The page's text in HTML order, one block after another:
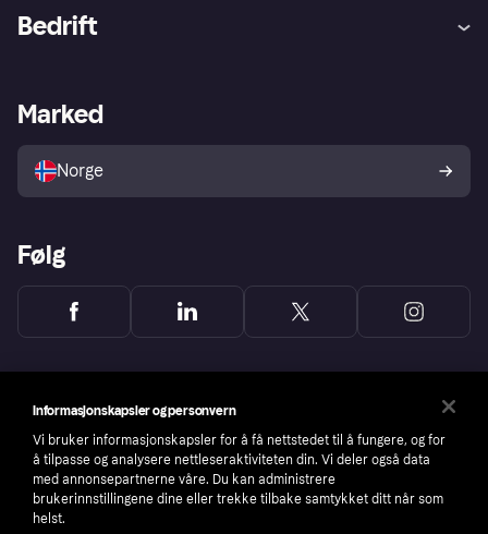
Utforsk butikker
Bedrift
Merchant portal
Marked
Norge
Følg
Informasjonskapsler og personvern
Vi bruker informasjonskapsler for å få nettstedet til å fungere, og for
å tilpasse og analysere nettleseraktiviteten din. Vi deler også data
med annonsepartnerne våre. Du kan administrere
brukerinnstillingene dine eller trekke tilbake samtykket ditt når som
helst.